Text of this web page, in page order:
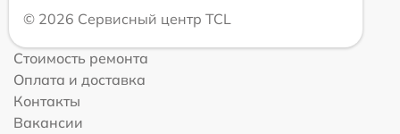
© 2026 Сервисный центр TCL
Стоимость ремонта
Оплата и доставка
Контакты
Вакансии